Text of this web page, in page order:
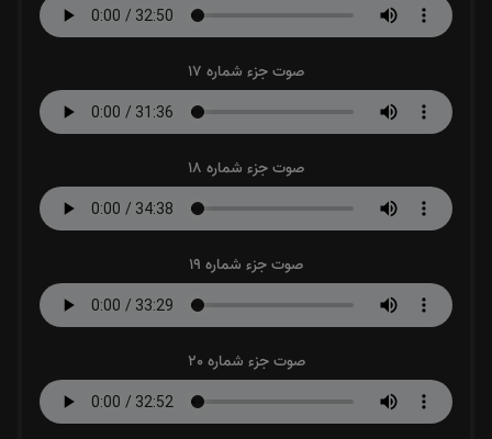
صوت جزء شماره 17
صوت جزء شماره 18
صوت جزء شماره 19
صوت جزء شماره 20